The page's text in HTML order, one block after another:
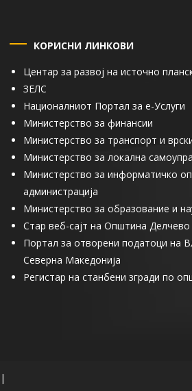
КОРИСНИ ЛИНКОВИ
Центар за развој на источно
ЗЕЛС
Националниот Портал за е-Услуги
Министерство за финансии
Министерство за транспорт и
Министерство за локална
Министерство за информатичко
администрација
Министерство за образование и
Стар веб-сајт на Општина Делчево
Портал за отворени податоци на
Северна Македонија
Регистар на станбени згради по
|